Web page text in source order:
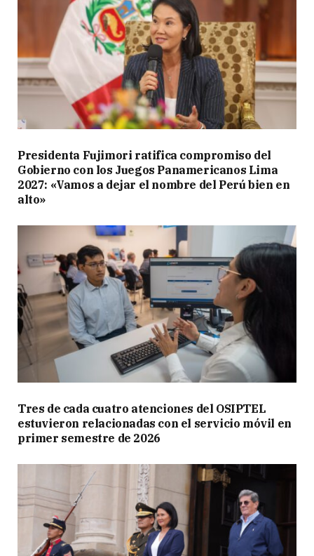
Presidenta Fujimori ratifica compromiso del
Gobierno con los Juegos Panamericanos Lima
2027: «Vamos a dejar el nombre del Perú bien en
alto»
Tres de cada cuatro atenciones del OSIPTEL
estuvieron relacionadas con el servicio móvil en
primer semestre de 2026